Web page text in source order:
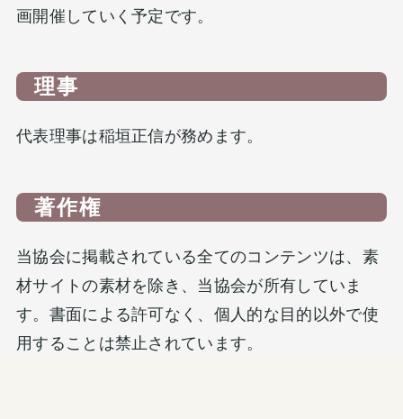
画開催していく予定です。
理事
代表理事は稲垣正信が務めます。
著作権
当協会に掲載されている全てのコンテンツは、素
材サイトの素材を除き、当協会が所有していま
す。書面による許可なく、個人的な目的以外で使
用することは禁止されています。